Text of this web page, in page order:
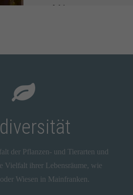
Walnuss
der Pflanzen- und Tierarten und
Vielfalt ihrer Lebensräume, wie
Wiesen in Mainfranken.